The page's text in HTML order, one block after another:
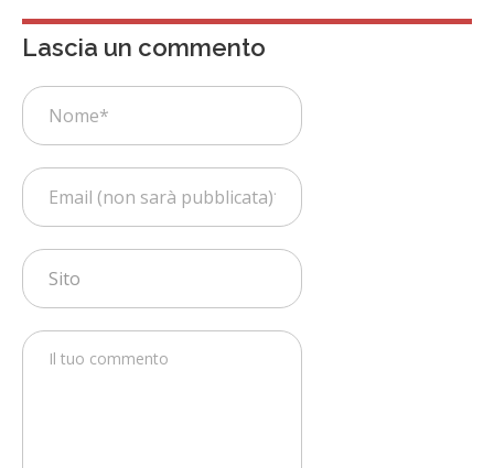
Lascia un commento